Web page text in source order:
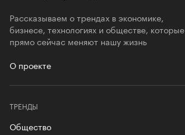
Рассказываем о трендах в экономике,
бизнесе, технологиях и обществе, которые
прямо сейчас меняют нашу жизнь
О проекте
ТРЕНДЫ
Общество